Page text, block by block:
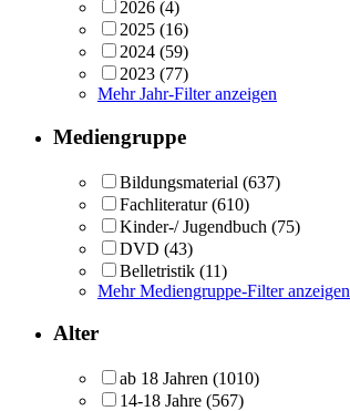
2026 (4)
2025 (16)
2024 (59)
2023 (77)
Mehr Jahr-Filter anzeigen
Mediengruppe
Bildungsmaterial (637)
Fachliteratur (610)
Kinder-/ Jugendbuch (75)
DVD (43)
Belletristik (11)
Mehr Mediengruppe-Filter anzeigen
Alter
ab 18 Jahren (1010)
14-18 Jahre (567)